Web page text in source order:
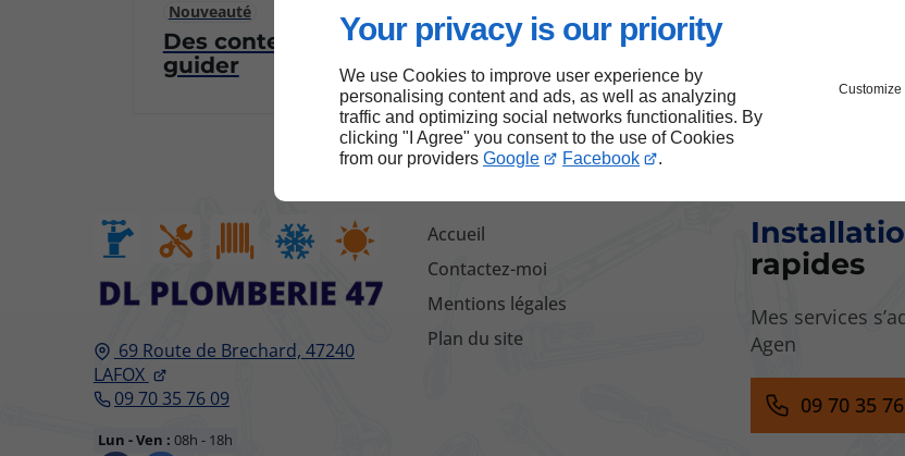
Your privacy is our priority
We use Cookies to improve user experience by
personalising content and ads, as well as analyzing
traffic and optimizing social networks functionalities. By
clicking "I Agree" you consent to the use of Cookies
from our providers Google Facebook .
Customize
Nouveauté
Des contenus pensés pour vous informer, vous inspirer, vous
guider
69 Route de Brechard, 47240
LAFOX
09 70 35 76 09
Lun - Ven : 08h - 18h
Accueil
Contactez-moi
Mentions légales
Plan du site
rapides
Mes services
Agen
09 70 35